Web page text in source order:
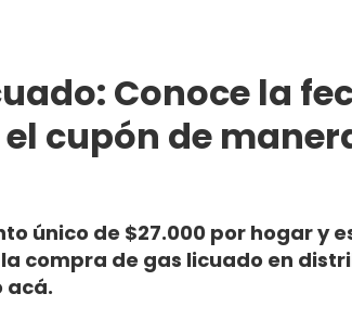
Conoce la
cupón de
único de $27.000 por hogar y
compra de gas licuado en
acá.